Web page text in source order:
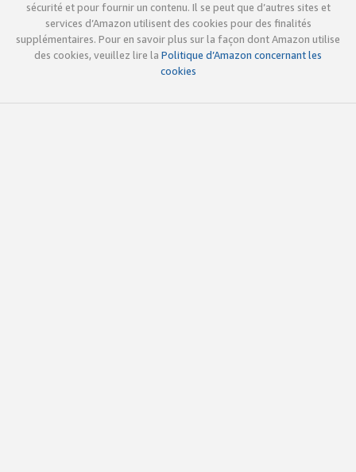
sécurité et pour fournir un contenu. Il se peut que d’autres sites et
services d’Amazon utilisent des cookies pour des finalités
supplémentaires. Pour en savoir plus sur la façon dont Amazon utilise
des cookies, veuillez lire la Politique d’Amazon concernant les
cookies